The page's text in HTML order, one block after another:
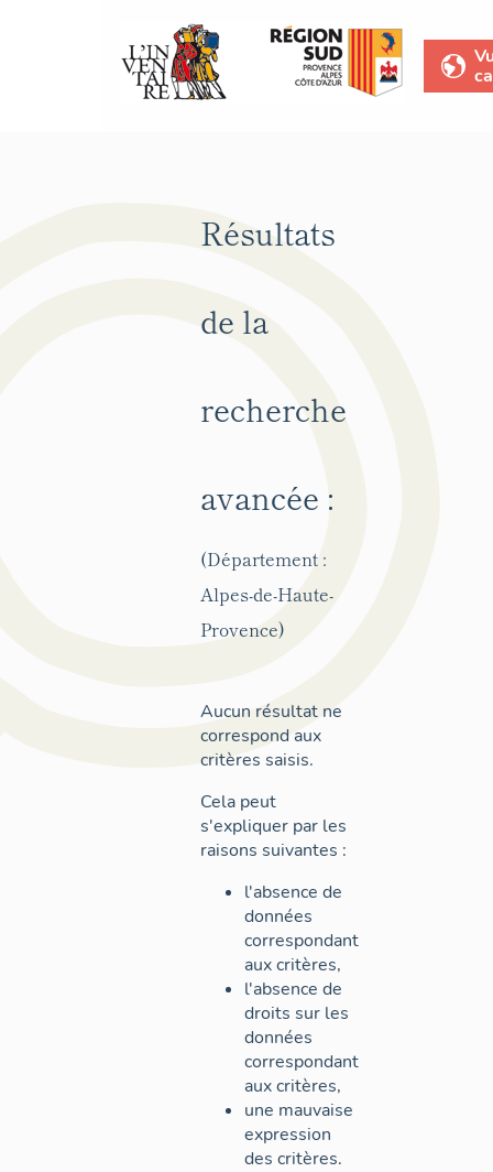
Résultats
de la
recherche
avancée :
(Département :
Alpes-de-Haute-
Provence)
Aucun résultat ne
correspond aux
critères saisis.
Cela peut
s'expliquer par les
raisons suivantes :
l'absence de
données
correspondant
aux critères,
l'absence de
droits sur les
données
correspondant
aux critères,
une mauvaise
expression
des critères.